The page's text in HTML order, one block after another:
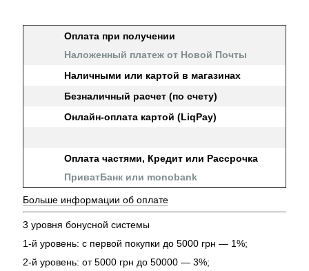
Оплата при получении
Наложенный платеж от Новой Почты
Наличными или картой в магазинах
Безналичный расчет (по счету)
Онлайн-оплата картой (LiqPay)
Оплата частями, Кредит или Рассрочка
ПриватБанк или monobank
Больше информации об оплате
3 уровня бонусной системы
1-й уровень: с первой покупки до 5000 грн — 1%;
2-й уровень: от 5000 грн до 50000 — 3%;